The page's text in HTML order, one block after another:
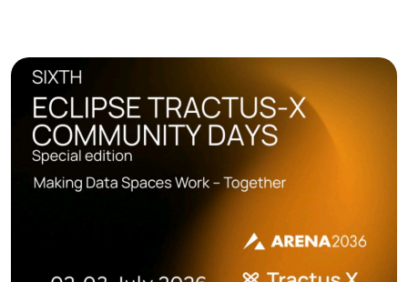
se construye desde
la comunidad